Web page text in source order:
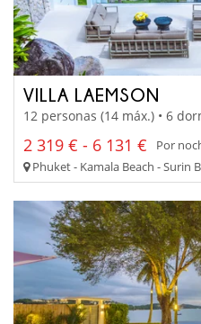
VILLA LAEMSON
12 personas (14 máx.) • 6
2 319 € - 6 131 €
Por
Phuket - Kamala Beach - Surin